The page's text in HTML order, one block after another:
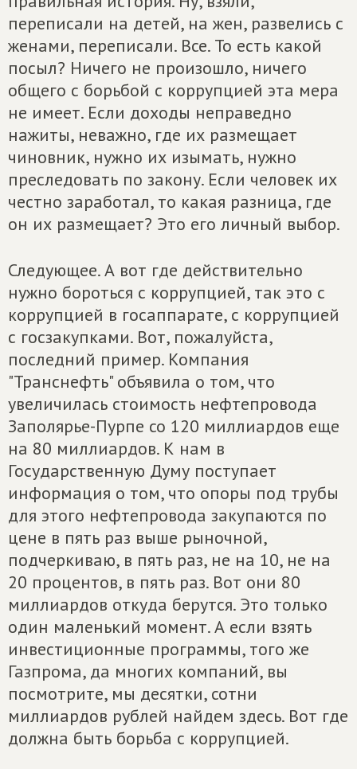
переписали на детей, на жен, развелись с
женами, переписали. Все. То есть какой
посыл? Ничего не произошло, ничего
общего с борьбой с коррупцией эта мера
не имеет. Если доходы неправедно
нажиты, неважно, где их размещает
чиновник, нужно их изымать, нужно
преследовать по закону. Если человек их
честно заработал, то какая разница, где
он их размещает? Это его личный выбор.
Следующее. А вот где действительно
нужно бороться с коррупцией, так это с
коррупцией в госаппарате, с коррупцией
с госзакупками. Вот, пожалуйста,
последний пример. Компания
"Транснефть" объявила о том, что
увеличилась стоимость нефтепровода
Заполярье-Пурпе со 120 миллиардов еще
на 80 миллиардов. К нам в
Государственную Думу поступает
информация о том, что опоры под трубы
для этого нефтепровода закупаются по
цене в пять раз выше рыночной,
подчеркиваю, в пять раз, не на 10, не на
20 процентов, в пять раз. Вот они 80
миллиардов откуда берутся. Это только
один маленький момент. А если взять
инвестиционные программы, того же
Газпрома, да многих компаний, вы
посмотрите, мы десятки, сотни
миллиардов рублей найдем здесь. Вот где
должна быть борьба с коррупцией.